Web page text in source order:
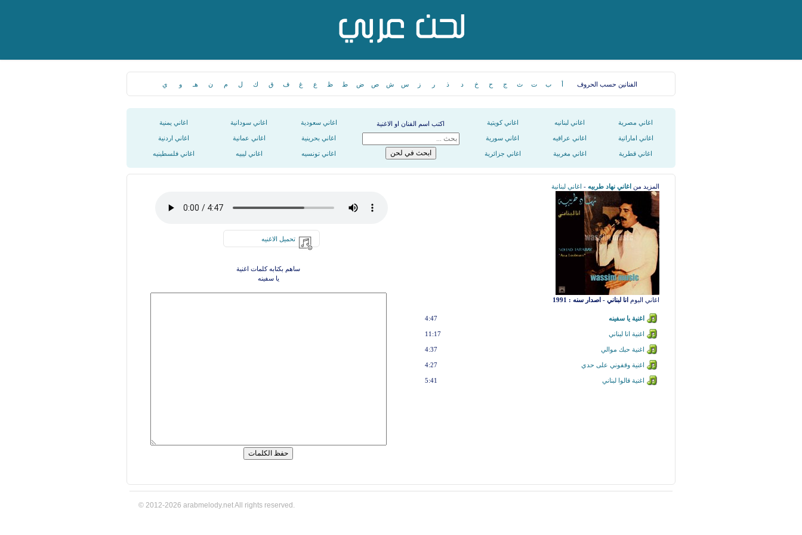
الفنانين حسب الحروف أ ب ت ث ج ح خ د ذ ر ز س ش ص ض ط ظ ع غ ف ق ك ل م ن هـ و ي
اغاني مصرية اغاني لبنانيه اغاني كويتية اكتب اسم الفنان او الاغنية اغاني سعودية اغاني سودانية اغاني يمنية
اغاني اماراتية اغاني عراقيه اغاني سورية اغاني بحرينية اغاني عمانية اغاني اردنية
اغاني قطرية اغاني مغربية اغاني جزائرية اغاني تونسيه اغاني ليبيه اغاني فلسطينيه
المزيد من اغاني نهاد طربيه - اغاني لبنانية
اغاني البوم انا لبناني - اصدار سنه : 1991
اغنية يا سفينه 4:47
اغنية انا لبناني 11:17
اغنية حبك موالي 4:37
اغنية وقفوني على حدي 4:27
اغنية قالوا لبناني 5:41
تحميل الاغنيه
ساهم بكتابه كلمات اغنية
يا سفينه
© 2012-2026 arabmelody.net All rights reserved.